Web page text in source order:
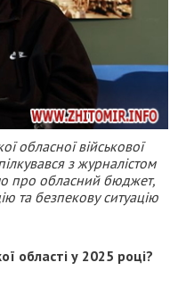
обласної військової
з журналістом
про обласний бюджет,
та безпекову ситуацію
області у 2025 році?